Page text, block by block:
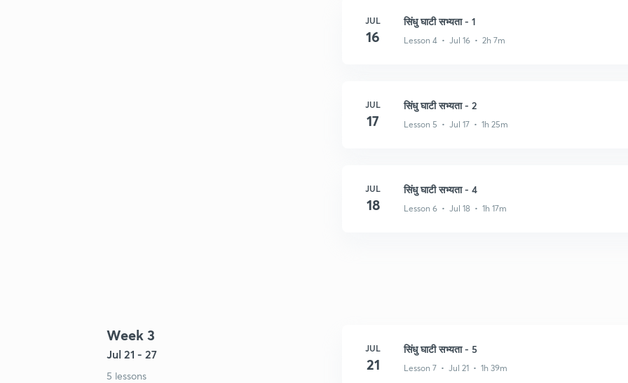
JUL
16
सिंधु घाटी सभ्यता - 1
Lesson 4 • Jul 16 • 2h 7m
JUL
17
सिंधु घाटी सभ्यता - 2
Lesson 5 • Jul 17 • 1h 25m
JUL
18
सिंधु घाटी सभ्यता - 4
Lesson 6 • Jul 18 • 1h 17m
Week 3
Jul 21 - 27
5 lessons
JUL
21
सिंधु घाटी सभ्यता - 5
Lesson 7 • Jul 21 • 1h 39m